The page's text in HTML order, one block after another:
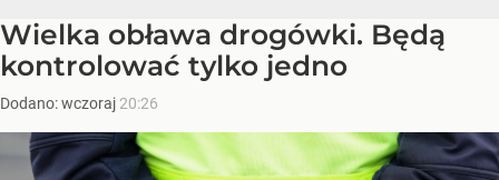
Wielka obława drogówki. Będą
kontrolować tylko jedno
Dodano:wczoraj 20:26